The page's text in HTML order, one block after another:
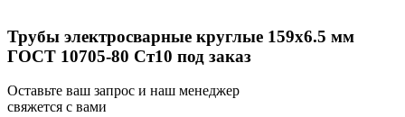
Трубы электросварные круглые 159x6.5 мм
ГОСТ 10705-80 Ст10 под заказ
Оставьте ваш запрос и наш менеджер
свяжется с вами